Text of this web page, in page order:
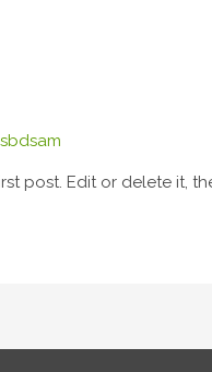
sbdsam
post. Edit or delete it,